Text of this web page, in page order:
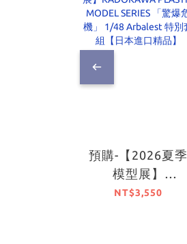
預購-【2026夏季
模型展】
KADOKAWA
NT$3,550